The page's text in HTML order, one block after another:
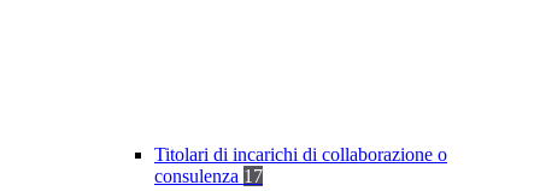
Titolari di incarichi di collaborazione o
consulenza 17